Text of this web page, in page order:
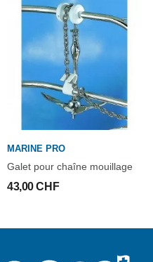
MARINE PRO
Galet pour chaîne mouillage
43,00 CHF